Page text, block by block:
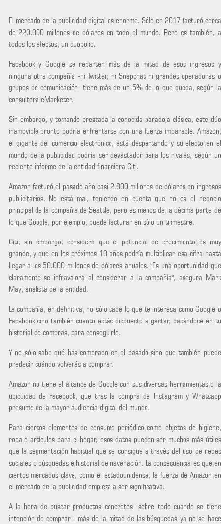
El mercado de la publicidad digital es enorme. Sólo en 2017 facturó cerca
de 220.000 millones de dólares en todo el mundo. Pero es también, a
todos los efectos, un duopolio.
Facebook y Google se reparten más de la mitad de esos ingresos y
ninguna otra compañía -ni Twitter, ni Snapchat ni grandes operadoras o
grupos de comunicación- tiene más de un 5% de lo que queda, según la
consultora eMarketer.
Sin embargo, y tomando prestada la conocida paradoja clásica, este dúo
inamovible pronto podría enfrentarse con una fuerza imparable. Amazon,
el gigante del comercio electrónico, está despertando y su efecto en el
mundo de la publicidad podría ser devastador para los rivales, según un
reciente informe de la entidad financiera Citi.
Amazon facturó el pasado año casi 2.800 millones de dólares en ingresos
publicitarios. No está mal, teniendo en cuenta que no es el negocio
principal de la compañía de Seattle, pero es menos de la décima parte de
lo que Google, por ejemplo, puede facturar en sólo un trimestre.
Citi, sin embargo, considera que el potencial de crecimiento es muy
grande, y que en los próximos 10 años podría multiplicar esa cifra hasta
llegar a los 50.000 millones de dólares anuales. "Es una oportunidad que
claramente se infravalora al considerar a la compañía", asegura Mark
May, analista de la entidad.
La compañía, en definitiva, no sólo sabe lo que te interesa como Google o
Facebook sino también cuanto estás dispuesto a gastar, basándose en tu
historial de compras, para conseguirlo.
Y no sólo sabe qué has comprado en el pasado sino que también puede
predecir cuándo volverás a comprar.
Amazon no tiene el alcance de Google con sus diversas herramientas o la
ubicuidad de Facebook, que tras la compra de Instagram y Whatsapp
presume de la mayor audiencia digital del mundo.
Para ciertos elementos de consumo periódico como objetos de higiene,
ropa o artículos para el hogar, esos datos pueden ser muchos más útiles
que la segmentación habitual que se consigue a través del uso de redes
sociales o búsquedas e historial de navehación. La consecuencia es que en
ciertos mercados clave, como el estadounidense, la fuerza de Amazon en
el mercado de la publicidad empieza a ser significativa.
A la hora de buscar productos concretos -sobre todo cuando se tiene
intención de comprar-, más de la mitad de las búsquedas ya no se hace